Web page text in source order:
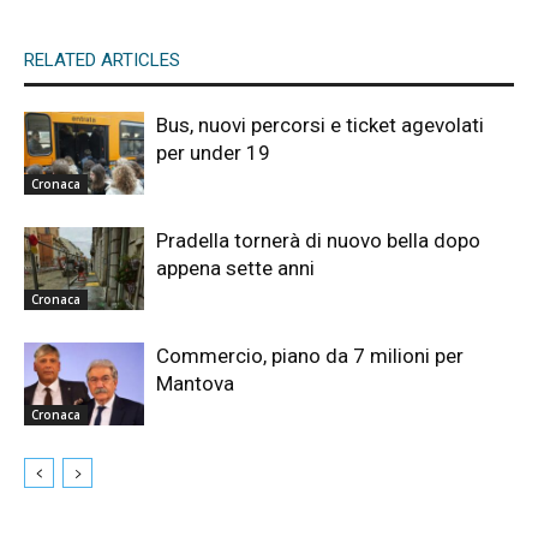
RELATED ARTICLES
Cronaca
Bus, nuovi percorsi e ticket agevolati
per under 19
Cronaca
Pradella tornerà di nuovo bella dopo
appena sette anni
Cronaca
Commercio, piano da 7 milioni per
Mantova